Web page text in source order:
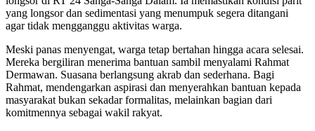
yang longsor dan sedimentasi yang menumpuk segera ditangani
agar tidak mengganggu aktivitas warga.
Meski panas menyengat, warga tetap bertahan hingga acara selesai.
Mereka bergiliran menerima bantuan sambil menyalami Rahmat
Dermawan. Suasana berlangsung akrab dan sederhana. Bagi
Rahmat, mendengarkan aspirasi dan menyerahkan bantuan kepada
masyarakat bukan sekadar formalitas, melainkan bagian dari
komitmennya sebagai wakil rakyat.